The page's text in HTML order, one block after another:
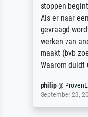
stoppen
Als er naar
gevraagd
werken van
maakt (bvb
Waarom duidt
philip@
September 23,